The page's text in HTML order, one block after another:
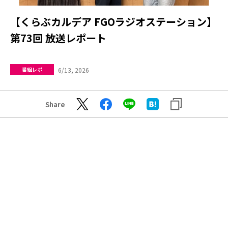
【くらぶカルデア FGOラジオステーション】
第73回 放送レポート
番組レポ 6/13, 2026
Share